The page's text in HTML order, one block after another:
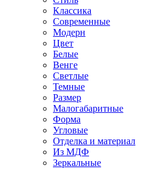
Классика
Современные
Модерн
Цвет
Белые
Венге
Светлые
Темные
Размер
Малогабаритные
Форма
Угловые
Отделка и материал
Из МДФ
Зеркальные